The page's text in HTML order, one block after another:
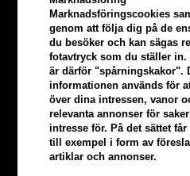
Marknadsföringscookies
genom att följa dig på de
du besöker och kan sägas
fotavtryck som du ställer
är därför "spårningskakor".
informationen används för
över dina intressen, vanor
relevanta annonser för
intresse för. På det sättet
till exempel i form av
artiklar och annonser.
Tjäna5%